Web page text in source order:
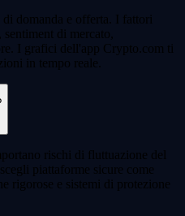
domanda e offerta. I fattori
di mercato,
I grafici dell'app Crypto.com ti
in tempo reale.
rischi di fluttuazione del
piattaforme sicure come
rigorose e sistemi di protezione